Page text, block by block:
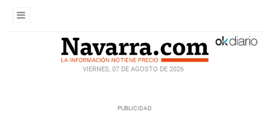
VIERNES, 07 DE AGOSTO DE 2026